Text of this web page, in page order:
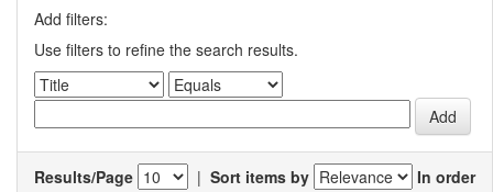
Add filters:
Use filters to refine the search results.
Results/Page | Sort items by
In order